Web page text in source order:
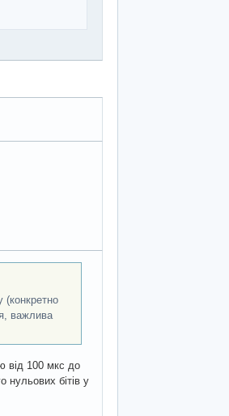
(конкретно
важлива
від 100 мкс до
нульових бітів у